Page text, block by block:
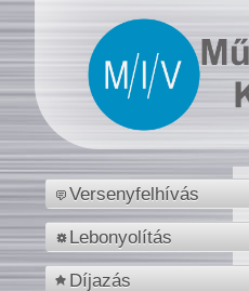
Versenyfelhívás
Lebonyolítás
Díjazás